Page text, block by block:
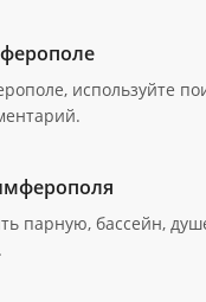
используйте
парную, бассейн,